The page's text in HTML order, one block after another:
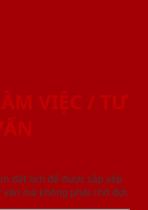
VIỆC / TƯ
đặt lịch để được sắp xếp
mà không phải chờ đợi.